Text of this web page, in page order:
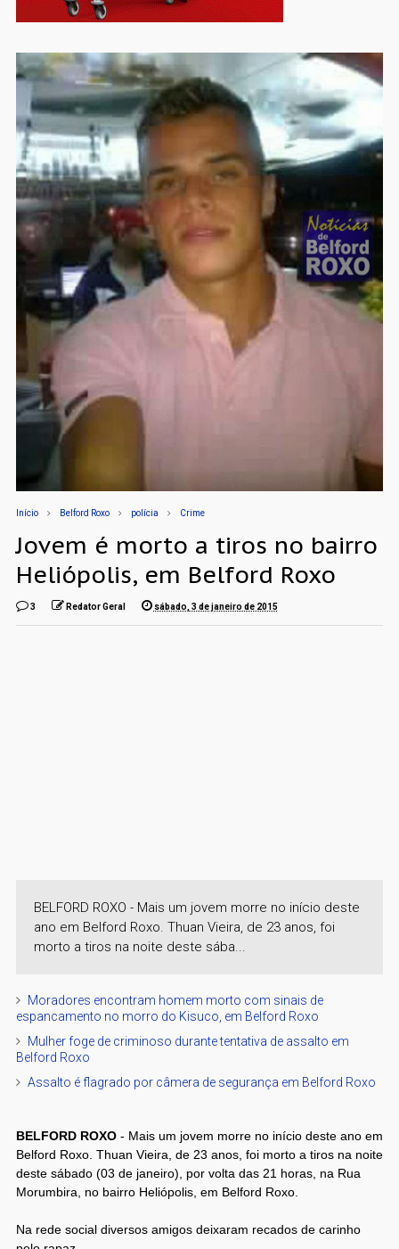
Início Belford Roxo polícia Crime
Jovem é morto a tiros no bairro
Heliópolis, em Belford Roxo
3 Redator Geral sábado, 3 de janeiro de 2015
BELFORD ROXO - Mais um jovem morre no início deste
ano em Belford Roxo. Thuan Vieira, de 23 anos, foi
morto a tiros na noite deste sába...
Moradores encontram homem morto com sinais de
espancamento no morro do Kisuco, em Belford Roxo
Mulher foge de criminoso durante tentativa de assalto em
Belford Roxo
Assalto é flagrado por câmera de segurança em Belford Roxo
BELFORD ROXO- Mais um jovem morre no início deste ano em
Belford Roxo. Thuan Vieira, de 23 anos, foi morto a tiros na noite
deste sábado (03 de janeiro), por volta das 21 horas, na Rua
Morumbira, no bairro Heliópolis, em Belford Roxo.
Na rede social diversos amigos deixaram recados de carinho